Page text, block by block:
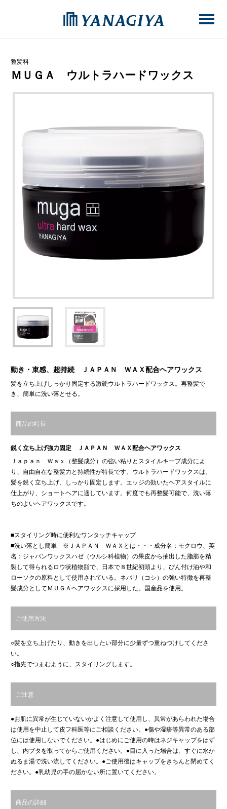
整髪料
ＭＵＧＡ ウルトラハードワックス
動き・束感、超持続 ＪＡＰＡＮ ＷＡＸ配合ヘアワックス
髪を立ち上げしっかり固定する激硬ウルトラハードワックス。再整髪で
き、簡単に洗い落とせる。
商品の特長
鋭く立ち上げ強力固定 ＪＡＰＡＮ ＷＡＸ配合ヘアワックス
Ｊａｐａｎ Ｗａｘ（整髪成分）の強い粘りとスタイルキープ成分によ
り、自由自在な整髪力と持続性が特長です。ウルトラハードワックスは、
髪を鋭く立ち上げ、しっかり固定します。エッジの効いたヘアスタイルに
仕上がり、ショートヘアに適しています。何度でも再整髪可能で、洗い落
ちのよいヘアワックスです。
■スタイリング時に便利なワンタッチキャップ
■洗い落とし簡単 ※ＪＡＰＡＮ ＷＡＸとは・・・成分名：モクロウ、英
名：ジャパンワックスハゼ（ウルシ科植物）の果皮から抽出した脂肪を精
製して得られるロウ状植物脂で、日本で８世紀初頭より、びん付け油や和
ローソクの原料として使用されている。ネバリ（コシ）の強い特徴を再整
髪成分としてＭＵＧＡヘアワックスに採用した。国産品を使用。
ご使用方法
○髪を立ち上げたり、動きを出したい部分に少量ずつ重ねづけしてくださ
い。
○指先でつまむように、スタイリングします。
ご注意
●お肌に異常が生じていないかよく注意して使用し、異常があらわれた場合
は使用を中止して皮フ科医等にご相談ください。●傷や湿疹等異常のある部
位には使用しないでください。●はじめにご使用の時はネジキャップをはず
し、内ブタを取ってからご使用ください。●目に入った場合は、すぐに水か
ぬるま湯で洗い流してください。●ご使用後はキャップをきちんと閉めてく
ださい。●乳幼児の手の届かない所に置いてください。
商品の詳細